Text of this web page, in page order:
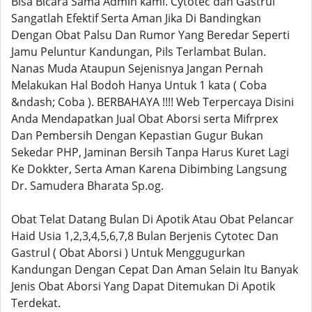
Sangatlah Efektif Serta Aman Jika Di Bandingkan
Dengan Obat Palsu Dan Rumor Yang Beredar Seperti
Jamu Peluntur Kandungan, Pils Terlambat Bulan.
Nanas Muda Ataupun Sejenisnya Jangan Pernah
Melakukan Hal Bodoh Hanya Untuk 1 kata ( Coba
&ndash; Coba ). BERBAHAYA !!!! Web Terpercaya Disini
Anda Mendapatkan Jual Obat Aborsi serta Mifrprex
Dan Pembersih Dengan Kepastian Gugur Bukan
Sekedar PHP, Jaminan Bersih Tanpa Harus Kuret Lagi
Ke Dokkter, Serta Aman Karena Dibimbing Langsung
Dr. Samudera Bharata Sp.og.
Obat Telat Datang Bulan Di Apotik Atau Obat Pelancar
Haid Usia 1,2,3,4,5,6,7,8 Bulan Berjenis Cytotec Dan
Gastrul ( Obat Aborsi ) Untuk Menggugurkan
Kandungan Dengan Cepat Dan Aman Selain Itu Banyak
Jenis Obat Aborsi Yang Dapat Ditemukan Di Apotik
Terdekat.